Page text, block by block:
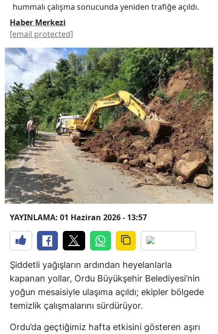
hummalı çalışma sonucunda yeniden trafiğe açıldı.
Haber Merkezi
[email protected]
YAYINLAMA: 01 Haziran 2026 - 13:57
Şiddetli yağışların ardından heyelanlarla
kapanan yollar, Ordu Büyükşehir Belediyesi’nin
yoğun mesaisiyle ulaşıma açıldı; ekipler bölgede
temizlik çalışmalarını sürdürüyor.
Ordu’da geçtiğimiz hafta etkisini gösteren aşırı